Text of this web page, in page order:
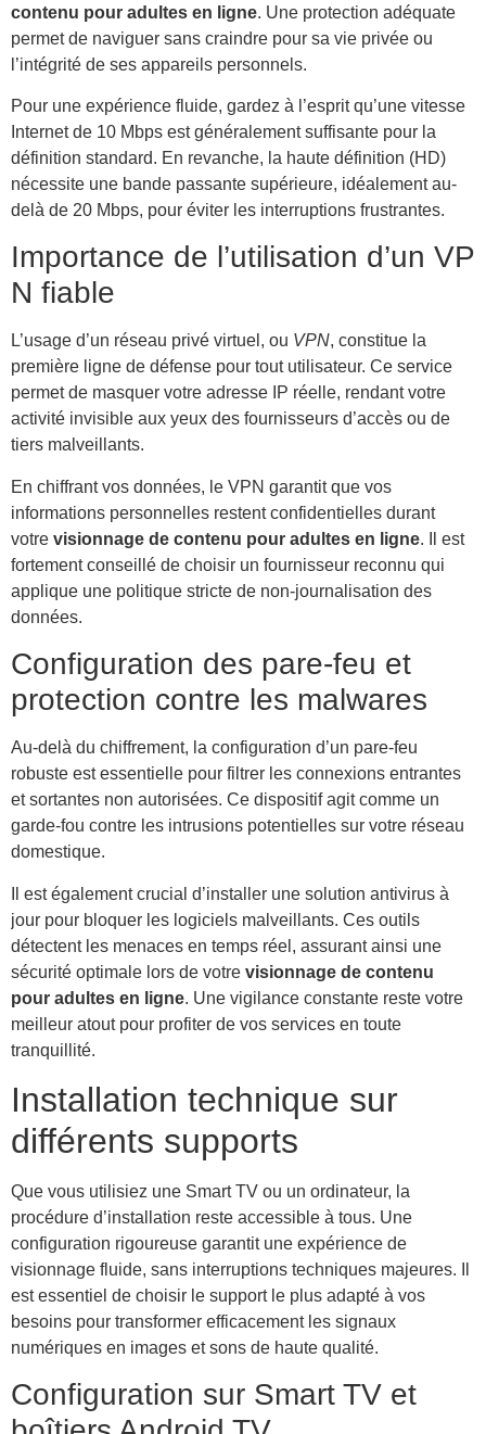
contenu pour adultes en ligne. Une protection adéquate
permet de naviguer sans craindre pour sa vie privée ou
l’intégrité de ses appareils personnels.
Pour une expérience fluide, gardez à l’esprit qu’une vitesse
Internet de 10 Mbps est généralement suffisante pour la
définition standard. En revanche, la haute définition (HD)
nécessite une bande passante supérieure, idéalement au-
delà de 20 Mbps, pour éviter les interruptions frustrantes.
Importance de l’utilisation d’un VP
N fiable
L’usage d’un réseau privé virtuel, ou VPN, constitue la
première ligne de défense pour tout utilisateur. Ce service
permet de masquer votre adresse IP réelle, rendant votre
activité invisible aux yeux des fournisseurs d’accès ou de
tiers malveillants.
En chiffrant vos données, le VPN garantit que vos
informations personnelles restent confidentielles durant
votre visionnage de contenu pour adultes en ligne. Il est
fortement conseillé de choisir un fournisseur reconnu qui
applique une politique stricte de non-journalisation des
données.
Configuration des pare-feu et
protection contre les malwares
Au-delà du chiffrement, la configuration d’un pare-feu
robuste est essentielle pour filtrer les connexions entrantes
et sortantes non autorisées. Ce dispositif agit comme un
garde-fou contre les intrusions potentielles sur votre réseau
domestique.
Il est également crucial d’installer une solution antivirus à
jour pour bloquer les logiciels malveillants. Ces outils
détectent les menaces en temps réel, assurant ainsi une
sécurité optimale lors de votre visionnage de contenu
pour adultes en ligne. Une vigilance constante reste votre
meilleur atout pour profiter de vos services en toute
tranquillité.
Installation technique sur
différents supports
Que vous utilisiez une Smart TV ou un ordinateur, la
procédure d’installation reste accessible à tous. Une
configuration rigoureuse garantit une expérience de
visionnage fluide, sans interruptions techniques majeures. Il
est essentiel de choisir le support le plus adapté à vos
besoins pour transformer efficacement les signaux
numériques en images et sons de haute qualité.
Configuration sur Smart TV et